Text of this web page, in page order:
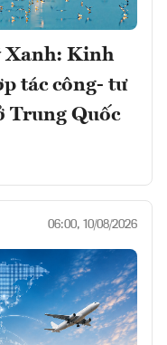
Xanh: Kinh
tác công- tư
Trung Quốc
06:00, 10/08/2026